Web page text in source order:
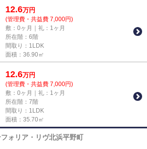
12.6万円
(管理費・共益費 7,000円)
敷：0ヶ月｜礼：1ヶ月
所在階：6階
間取り：1LDK
面積：36.90㎡
12.6万円
(管理費・共益費 7,000円)
敷：0ヶ月｜礼：1ヶ月
所在階：7階
間取り：1LDK
面積：35.70㎡
フォリア・リヴ北浜平野町